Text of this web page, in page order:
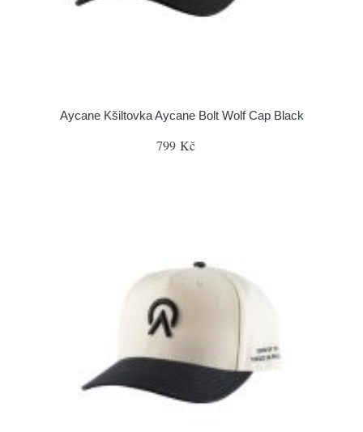
Aycane Kšiltovka Aycane Bolt Wolf Cap Black
799 Kč